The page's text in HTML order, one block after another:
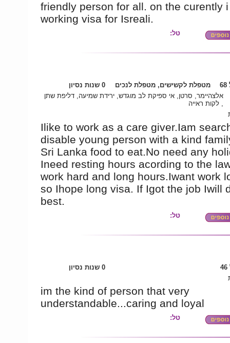
friendly person for all. on the curently
working visa for Isreali.
טל:
מטפלת לקשישים, מטפלת לנכים
0 שנות נסיון
אלצהיימר, סרטן, אי ספיקת לב מוגדש, ירידת שמיעה, דליפת שתן
, לקות ראייה
Ilike to work as a care giver.Iam
disable young person with a kind
Sri Lanka food to eat.No need any
Ineed resting hours acording to the
work hard and long hours.Iwant work
so Ihope long visa. If Igot the job Iwill
best.
טל:
0 שנות נסיון
im the kind of person that very
understandable...caring and loyal
טל: